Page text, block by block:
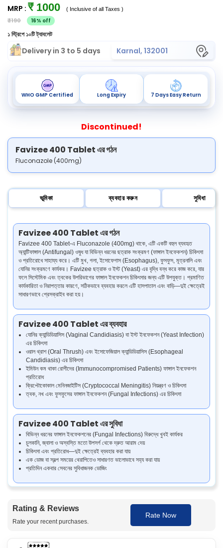
MRP : ₹ 1000 ( Inclusive of all Taxes )
₹ 1190 16% off
১ স্ট্রিপে ১০টি ট্যাবলেট
Delivery in 3 to 5 days Karnal, 132001
WHO GMP Certified Long Expiry 7 Days Easy Return
Discontinued!
Favizee 400 Tablet এর গঠন
Fluconazole (400mg)
ভূমিকা ব্যবহার করুন সুবিধা
Favizee 400 Tablet এর গঠন
Favizee 400 Tablet-এ Fluconazole (400mg) থাকে, এটি একটি বহুল ব্যবহৃত
অ্যান্টিফাঙ্গাল (Antifungal) ওষুধ যা বিভিন্ন ধরনের ছত্রাক সংক্রমণ (ফাঙ্গাল ইনফেকশন) চিকিৎসা
ও প্রতিরোধে সাহায্য করে। এটি মুখ, গলা, ইসোফেগাস (Esophagus), ফুসফুস, মূত্রনালি এবং
যোনির সংক্রমণে কার্যকর। Favizee ছত্রাক ও ইস্ট (Yeast) এর বৃদ্ধি বন্ধ করে কাজ করে, যার
ফলে সিস্টেমিক এবং ত্বকের উপরিভাগের ফাঙ্গাল ইনফেকশন চিকিৎসার জন্য এটি উপযুক্ত। প্রমাণিত
কার্যকারিতা ও নিরাপত্তার কারণে, সঠিকভাবে ব্যবহার করলে এটি হাসপাতাল এবং বাড়ি—দুই ক্ষেত্রেই
সাধারণভাবে প্রেসক্রাইব করা হয়।
Favizee 400 Tablet এর ব্যবহার
যোনির ক্যান্ডিডিয়াসিস (Vaginal Candidiasis) বা ইস্ট ইনফেকশন (Yeast Infection)
এর চিকিৎসা
ওরাল থ্রাশ (Oral Thrush) এবং ইসোফেজিয়াল ক্যান্ডিডিয়াসিস (Esophageal
Candidiasis) এর চিকিৎসা
ইমিউন কম থাকা রোগীদের (Immunocompromised Patients) ফাঙ্গাল ইনফেকশন
প্রতিরোধ
ক্রিপ্টোকোকাল মেনিনজাইটিস (Cryptococcal Meningitis) নিয়ন্ত্রণ ও চিকিৎসা
ত্বক, নখ এবং ফুসফুসের ফাঙ্গাল ইনফেকশন (Fungal Infections) এর চিকিৎসা
Favizee 400 Tablet এর সুবিধা
বিভিন্ন ধরনের ফাঙ্গাল ইনফেকশনের (Fungal Infections) বিরুদ্ধে খুবই কার্যকর
চুলকানি, জ্বালা ও অস্বস্তি মতো উপসর্গ থেকে দ্রুত আরাম দেয়
চিকিৎসা এবং প্রতিরোধ—দুই ক্ষেত্রেই ব্যবহার করা যায়
এক ডোজ বা স্বল্প সময়ের থেরাপিতেও সাধারণত ভালোভাবে সহ্য করা যায়
প্রতিদিন একবার সেবনের সুবিধাজনক ডোজিং
Favizee 400 Tablet ছত্রাকের কোষঝিল্লির একটি গুরুত্বপূর্ণ উপাদান আর্গোস্টেরল
(Ergosterol) তৈরির প্রক্রিয়া বন্ধ করে কাজ করে। আর্গোস্টেরল না থাকলে ফাঙ্গাল কোষ দুর্বল
হয়ে যায় এবং শেষ পর্যন্ত নষ্ট হয়ে যায়। এতে সংক্রমণ ছড়ানো বন্ধ হয় এবং শরীর ধীরে ধীরে ফাঙ্গাল
Rating & Reviews
Rate your recent purchases.
Rate Now